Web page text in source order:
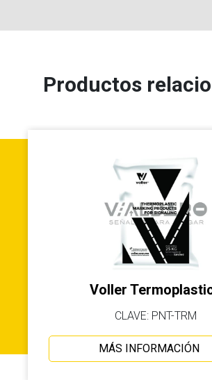
Productos
Voller
CLAVE: PNT-TRM
MÁS INFORMACIÓN